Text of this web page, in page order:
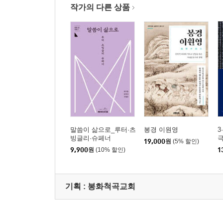
1. 미국 북장로회 선교사 배위량의 답사(1893년),
2. 경상북도 사방으로 진행된 선교사들의 문서선교
3. 문서선교의 결실 - 자생적 신앙인
4. 토착인 평신도 교역자가 주도한 교회 설립
5. 안동선교지부 개설(1909년), 계속되는 문서선교
6. ‘성경 장로교회’ 형성
IV. 봉화척곡교회 문헌사료 - 면려회록
2. 안대선 선교사 - 장로교회 청년면려운동의 대부
3. 기독청년운동
2) 교회 밖 기독청년운동 - 기독교청년연합회
3) 소년에서 청년으로
4) 교회 안 기독청년운동 - 면려회·청년면려회(CE)
작가의 다른 상품
말씀이 삶으로_루터·츠
빙글리·슈페너
9,900원 (10% 할인)
봉경 이원영
19,000원 (5% 할인)
기획 : 봉화척곡교회